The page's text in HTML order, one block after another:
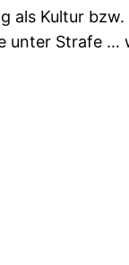
als Kultur
unter Strafe …